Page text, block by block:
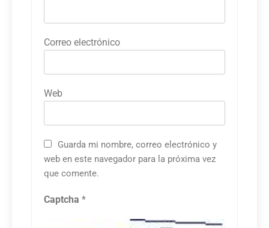
Correo electrónico
Web
Guarda mi nombre, correo electrónico y
web en este navegador para la próxima vez
que comente.
Captcha *